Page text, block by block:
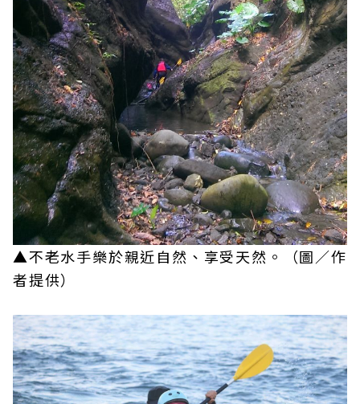
▲不老水手樂於親近自然、享受天然。（圖／作
者提供）